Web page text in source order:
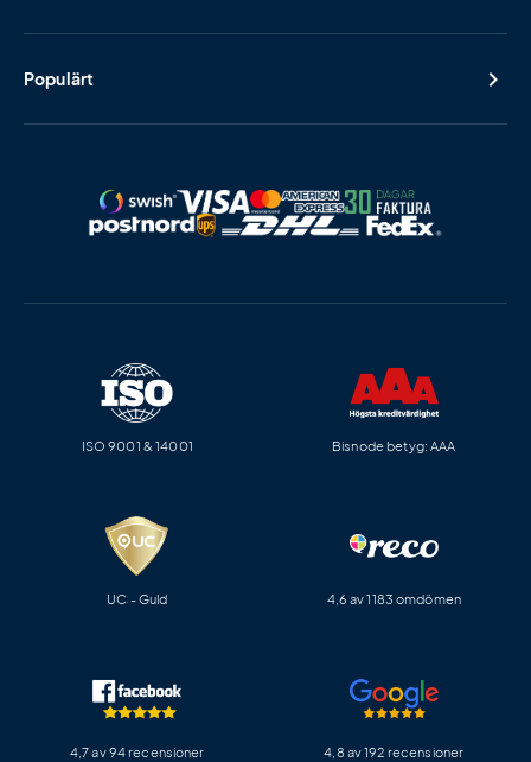
Populärt
ISO 9001 & 14001 Bisnode betyg: AAA
UC - Guld 4,6 av 1183 omdömen
4,7 av 94 recensioner 4,8 av 192 recensioner